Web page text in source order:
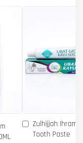
Zulhijjah Ihram
Tooth Paste